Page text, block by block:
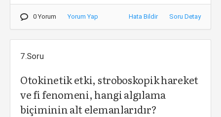
0 Yorum Yorum Yap Hata Bildir Soru Detay
7.Soru
Otokinetik etki, stroboskopik hareket
ve fi fenomeni, hangi algılama
biçiminin alt elemanlarıdır?